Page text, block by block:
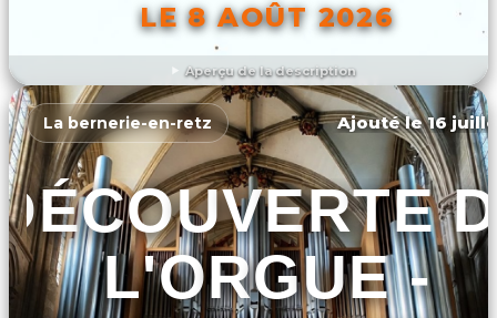
Aperçu de la description
LE 8 AOÛT 2026
DÉCOUVRIR L'ÉVÉNEMENT
La bernerie-en-retz Ajouté le 16
L'ORGUE -